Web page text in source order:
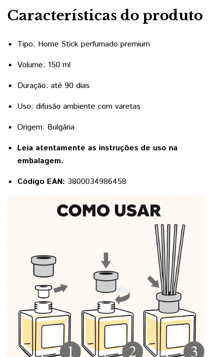
Características do produto
Tipo: Home Stick perfumado premium
Volume: 150 ml
Duração: até 90 dias
Uso: difusão ambiente com varetas
Origem: Bulgária
Leia atentamente as instruções de uso na
embalagem.
Código EAN: 3800034986458